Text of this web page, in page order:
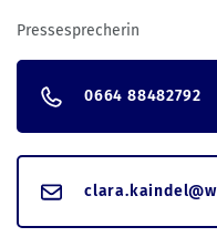
Pressesprecherin
0664 88482792